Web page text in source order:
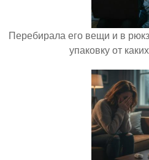
Перебирала его вещи и в
упаковку от